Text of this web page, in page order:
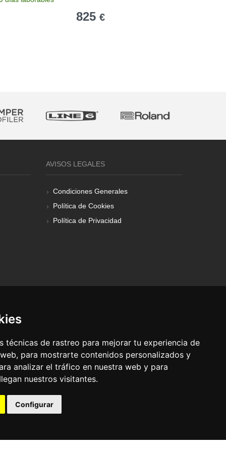
técnicas de rastreo para mejorar tu experiencia de
para mostrarte contenidos personalizados y
analizar el tráfico en nuestra web y para
nuestros visitantes.
Configurar
825 €
AVISOS LEGALES
Condiciones Generales
Política de Cookies
Política de Privacidad
© Pronorte Sonido SL. Todos los derechos reservados.